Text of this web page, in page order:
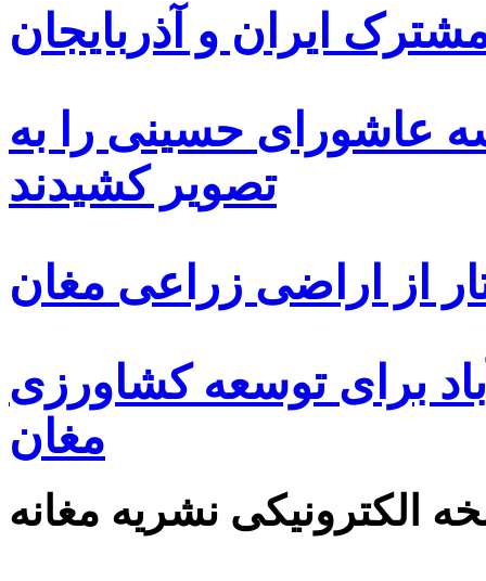
ایران و آذربایجان
عاشورای حسینی را به
تصویر کشیدند
از اراضی زراعی مغان
برای توسعه کشاورزی
مغان
الکترونیکی نشریه مغانه